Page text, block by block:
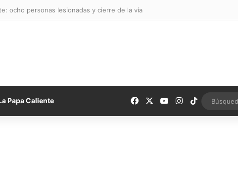
ocho personas lesionadas y cierre de la vía
Papa Caliente FacebookYouTubeInstagram
TikTok